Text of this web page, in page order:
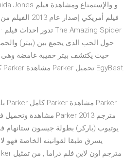
حيث يكتشف بيتر حقيبة غامضة وهى
يوتيوب (باركر) بطولة جيسون ستانهام